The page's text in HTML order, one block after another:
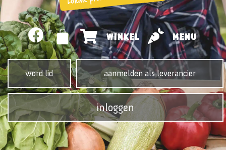
WINKEL MENU
word lid aanmelden als leverancier
inloggen